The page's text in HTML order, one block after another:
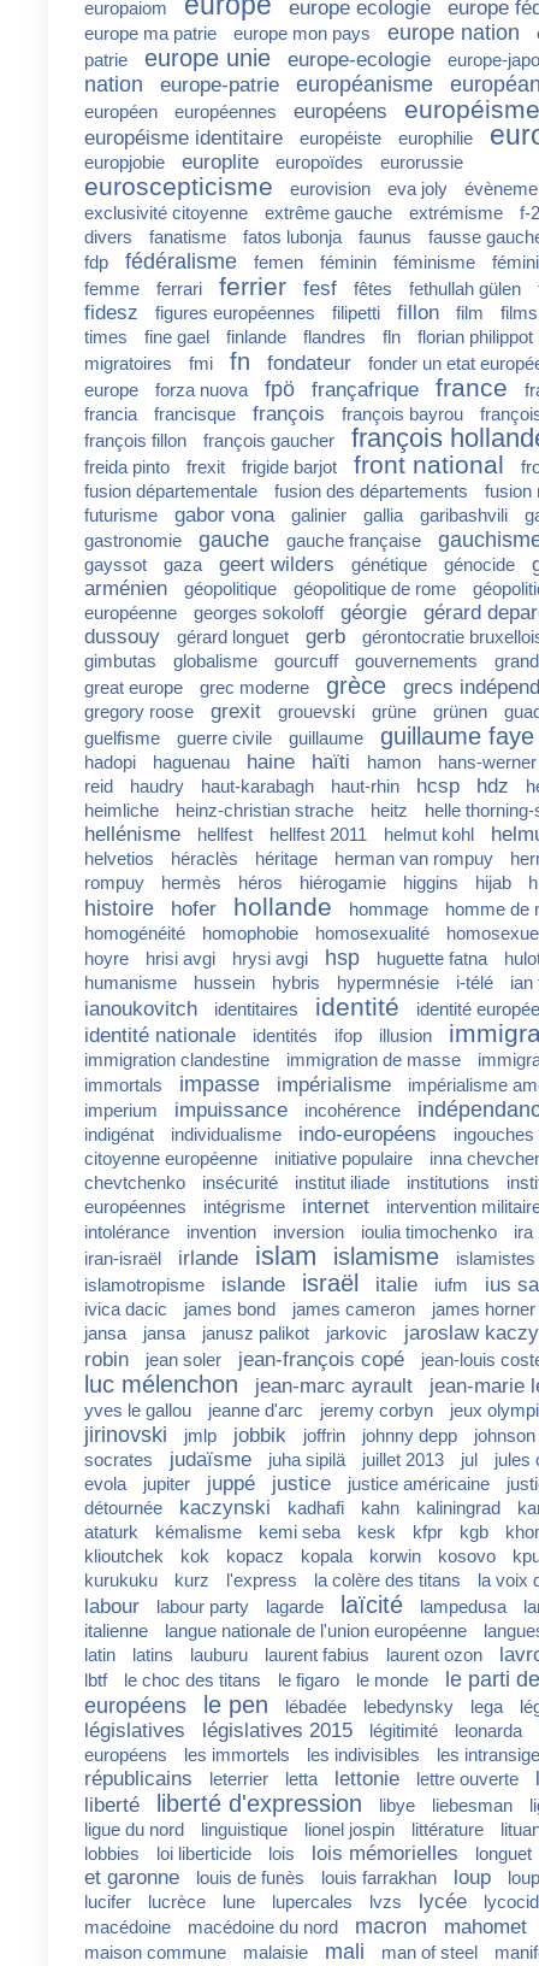
europaiom europe ecologie europe
europe ma patrie europe mon pays europe nation
patrie
europe unie europe-ecologie europe-
nation europe-patrie européanisme
européen européennes européens européisme
européisme identitaire européiste europhilie
europjobie europlite europoïdes eurorussie
euroscepticisme eurovision eva joly
exclusivité citoyenne
extrême gauche extrémisme
f-
divers
fanatisme fatos lubonja faunus
fausse
fdp
fédéralisme femen féminin féminisme
femme
ferrari ferrier fesf fêtes fethullah gülen
fidesz figures européennes filipetti fillon film
films
times
fine gael finlande flandres fln
florian philippot
migratoires
fmi fn fondateur
fonder un etat
europe
forza nuova fpö françafrique france
francia
francisque françois françois bayrou
françois fillon
françois gaucher françois
freida pinto frexit frigide barjot front national
fusion départementale
fusion des départements
fusion
futurisme
gabor vona galinier gallia garibashvili
gastronomie
gauche gauche française
gayssot gaza geert wilders génétique génocide
arménien
géopolitique géopolitique de rome
européenne
georges sokoloff géorgie
gérard
dussouy
gérard longuet gerb
gérontocratie
gimbutas
globalisme gourcuff gouvernements
great europe
grec moderne grèce grecs
gregory roose grexit grouevski grüne grünen
guelfisme
guerre civile guillaume guillaume faye
hadopi haguenau haine haïti hamon
hans-
reid
haudry haut-karabagh haut-rhin hcsp hdz
heimliche
heinz-christian strache heitz helle
hellénisme hellfest hellfest 2011 helmut kohl
helvetios héraclès héritage herman van rompuy
rompuy
hermès héros hiérogamie higgins hijab
histoire hofer hollande hommage
homme de
homogénéité
homophobie homosexualité
hoyre
hrisi avgi hrysi avgi hsp huguette fatna
humanisme
hussein hybris hypermnésie i-télé ian
ianoukovitch identitaires identité identité
identité nationale identités ifop illusion
immigration clandestine immigration de masse
immortals
impasse impérialisme
impérialisme
imperium
impuissance incohérence
indigénat individualisme indo-européens
ingouches
citoyenne européenne
initiative populaire
inna
chevtchenko
insécurité institut iliade institutions
européennes
intégrisme internet
intervention
intolérance
invention inversion ioulia timochenko
ira
iran-israël
irlande islam islamisme
islamistes
islamotropisme
islande israël italie iufm ius
ivica dacic james bond james cameron
james horner
jansa
jansa janusz palikot jarkovic
jaroslaw
robin
jean soler jean-françois copé jean-louis
luc mélenchon jean-marc ayrault jean-marie
yves le gallou jeanne d'arc jeremy corbyn jeux
jirinovski jmlp jobbik joffrin johnny depp
johnson
socrates
judaïsme juha sipilä juillet 2013 jul
jules
evola
jupiter juppé justice justice américaine
détournée
kaczynski kadhafi kahn kaliningrad
ataturk
kémalisme kemi seba kesk kfpr kgb
klioutchek
kok kopacz kopala korwin kosovo
kurukuku
kurz l'express la colère des titans la voix
labour labour party lagarde laïcité lampedusa
italienne
langue nationale de l'union européenne
latin
latins lauburu laurent fabius laurent ozon
lbtf le choc des titans le figaro le monde
le parti
européens
le pen lébadée lebedynsky lega
législatives législatives 2015 légitimité
leonarda
européens
les immortels les indivisibles les
républicains leterrier letta lettonie lettre ouverte
liberté
liberté d'expression libye liebesman
ligue du nord
linguistique lionel jospin littérature
lobbies
loi liberticide lois lois mémorielles longuet
et garonne louis de funès louis farrakhan loup
lucifer
lucrèce lune lupercales lvzs lycée
macédoine
macédoine du nord macron mahomet
maison commune malaisie mali man of steel